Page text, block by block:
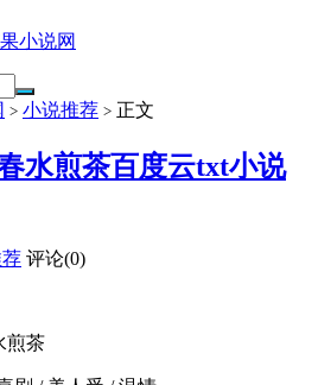
小说网
> 小说推荐 > 正文
水煎茶百度云txt小说
评论(0)
煎茶